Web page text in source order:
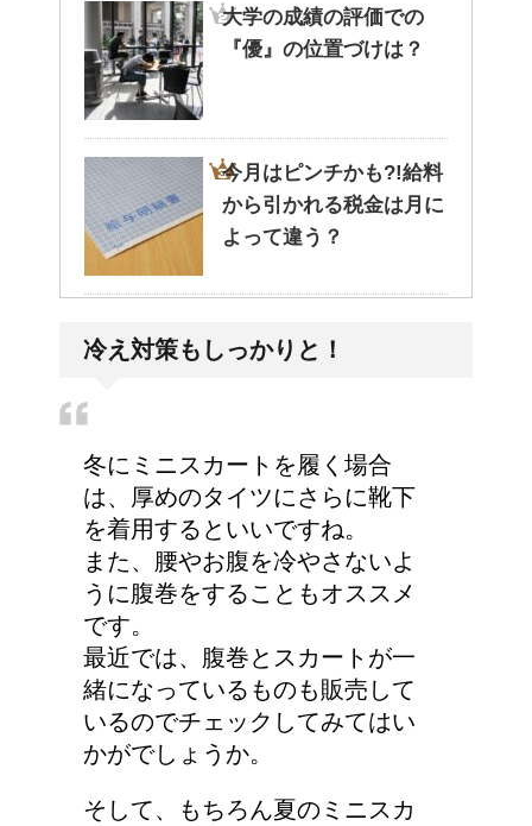
大学の成績の評価での
『優』の位置づけは？
今月はピンチかも?!給料
から引かれる税金は月に
よって違う？
の違和感の原因は「肩こ
猫のゴロゴロ音、急に言
わなくなった理由は何？
気管支はどうなるの？
冷え対策もしっかりと！
冬にミニスカートを履く場合
は、厚めのタイツにさらに靴下
を着用するといいですね。
また、腰やお腹を冷やさないよ
うに腹巻をすることもオススメ
です。
最近では、腹巻とスカートが一
緒になっているものも販売して
いるのでチェックしてみてはい
かがでしょうか。
そして、もちろん夏のミニスカ